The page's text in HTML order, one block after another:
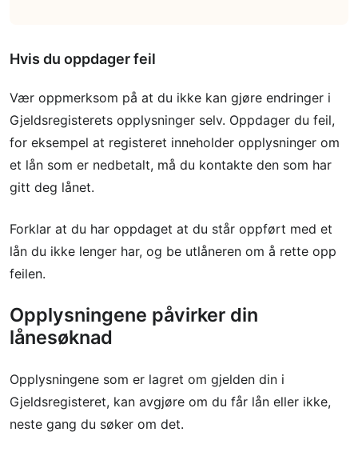
Hvis du oppdager feil
Vær oppmerksom på at du ikke kan gjøre endringer i
Gjeldsregisterets opplysninger selv. Oppdager du feil,
for eksempel at registeret inneholder opplysninger om
et lån som er nedbetalt, må du kontakte den som har
gitt deg lånet.
Forklar at du har oppdaget at du står oppført med et
lån du ikke lenger har, og be utlåneren om å rette opp
feilen.
Opplysningene påvirker din
lånesøknad
Opplysningene som er lagret om gjelden din i
Gjeldsregisteret, kan avgjøre om du får lån eller ikke,
neste gang du søker om det.